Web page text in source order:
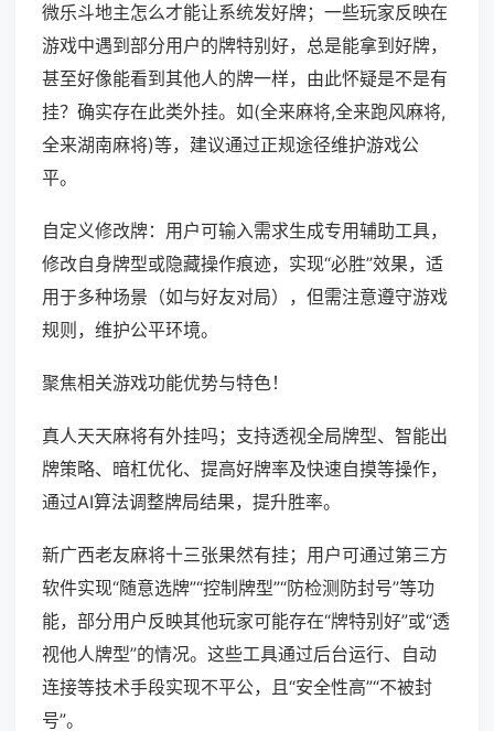
微乐斗地主怎么才能让系统发好牌；一些玩家反映在
游戏中遇到部分用户的牌特别好，总是能拿到好牌，
甚至好像能看到其他人的牌一样，由此怀疑是不是有
挂？确实存在此类外挂。如(全来麻将,全来跑风麻将,
全来湖南麻将)等，建议通过正规途径维护游戏公
平。
自定义修改牌：用户可输入需求生成专用辅助工具，
修改自身牌型或隐藏操作痕迹，实现“必胜”效果，适
用于多种场景（如与好友对局），但需注意遵守游戏
规则，维护公平环境。
聚焦相关游戏功能优势与特色！
真人天天麻将有外挂吗；支持透视全局牌型、智能出
牌策略、暗杠优化、提高好牌率及快速自摸等操作，
通过AI算法调整牌局结果，提升胜率。
新广西老友麻将十三张果然有挂；用户可通过第三方
软件实现“随意选牌”“控制牌型”“防检测防封号”等功
能，部分用户反映其他玩家可能存在“牌特别好”或“透
视他人牌型”的情况。这些工具通过后台运行、自动
连接等技术手段实现不平公，且“安全性高”“不被封
号”。